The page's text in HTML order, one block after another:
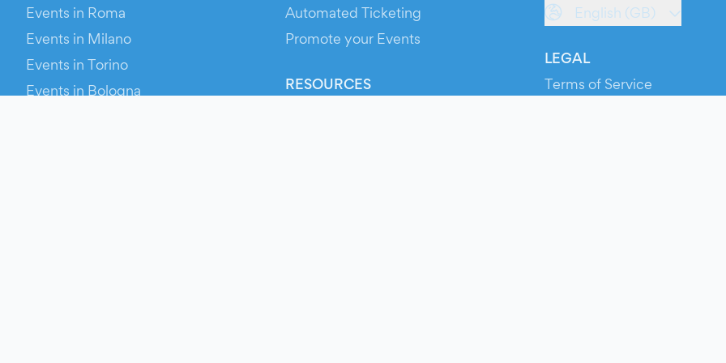
Events in Roma
Events in Milano
Events in Torino
Events in Bologna
Automated Ticketing
Promote your Events
RESOURCES
English (GB)
LEGAL
Terms of Service